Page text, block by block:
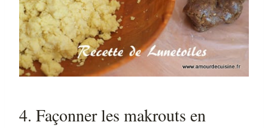
4. Façonner les makrouts en